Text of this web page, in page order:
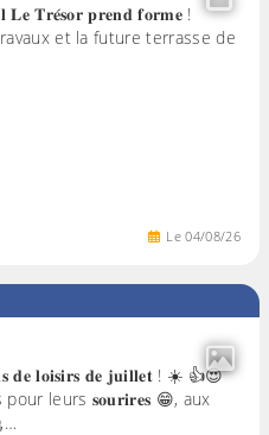
𝐋𝐞 𝐓𝐫𝐞́𝐬𝐨𝐫 𝐩𝐫𝐞𝐧𝐝 𝐟𝐨𝐫𝐦𝐞 !
et la future terrasse de
Le04/08/26
𝐥𝐨𝐢𝐬𝐢𝐫𝐬 𝐝𝐞 𝐣𝐮𝐢𝐥𝐥𝐞𝐭 ! ☀️ 👍😍
leurs 𝐬𝐨𝐮𝐫𝐢𝐫𝐞𝐬 😁, aux